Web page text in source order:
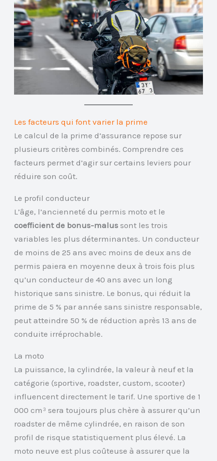
Les facteurs qui font varier la prime
Le calcul de la prime d’assurance repose sur
plusieurs critères combinés. Comprendre ces
facteurs permet d’agir sur certains leviers pour
réduire son coût.
Le profil conducteur
L’âge, l’ancienneté du permis moto et le
coefficient de bonus-malus sont les trois
variables les plus déterminantes. Un conducteur
de moins de 25 ans avec moins de deux ans de
permis paiera en moyenne deux à trois fois plus
qu’un conducteur de 40 ans avec un long
historique sans sinistre. Le bonus, qui réduit la
prime de 5 % par année sans sinistre responsable,
peut atteindre 50 % de réduction après 13 ans de
conduite irréprochable.
La moto
La puissance, la cylindrée, la valeur à neuf et la
catégorie (sportive, roadster, custom, scooter)
influencent directement le tarif. Une sportive de 1
000 cm³ sera toujours plus chère à assurer qu’un
roadster de même cylindrée, en raison de son
profil de risque statistiquement plus élevé. La
moto neuve est plus coûteuse à assurer que la